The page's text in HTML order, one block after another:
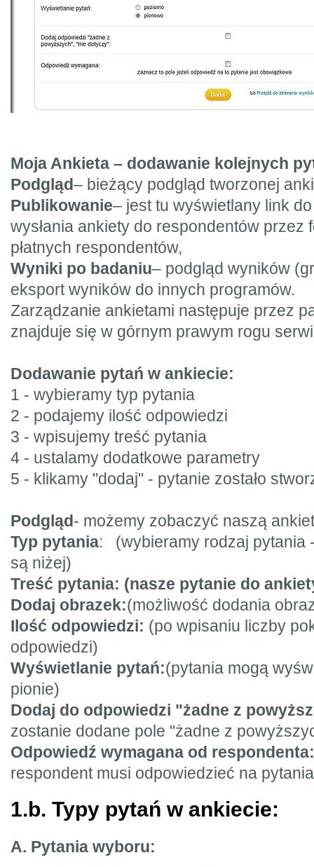
Moja Ankieta – dodawanie kolejnych
Podgląd– bieżący podgląd tworzonej
Publikowanie– jest tu wyświetlany link
wysłania ankiety do respondentów przez
płatnych respondentów,
Wyniki po badaniu– podgląd wyników
eksport wyników do innych programów.
Zarządzanie ankietami następuje przez
znajduje się w górnym prawym rogu
Dodawanie pytań w ankiecie:
1 - wybieramy typ pytania
2 - podajemy ilość odpowiedzi
3 - wpisujemy treść pytania
4 - ustalamy dodatkowe parametry
5 - klikamy "dodaj" - pytanie zostało
Podgląd- możemy zobaczyć naszą
Typ pytania: (wybieramy rodzaj pytania
są niżej)
Treść pytania: (nasze pytanie do
Dodaj obrazek:(możliwość dodania
Ilość odpowiedzi: (po wpisaniu liczby
odpowiedzi)
Wyświetlanie pytań:(pytania mogą
pionie)
Dodaj do odpowiedzi "żadne z
zostanie dodane pole "żadne z
Odpowiedź wymagana od respondenta:
respondent musi odpowiedzieć na
1.b. Typy pytań w ankiecie:
A. Pytania wyboru: